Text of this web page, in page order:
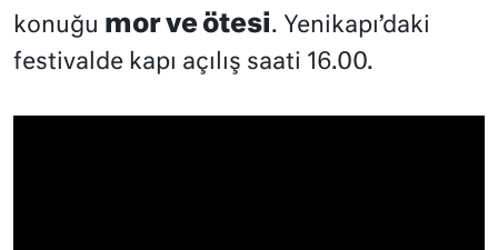
konuğu mor ve ötesi. Yenikapı’daki
festivalde kapı açılış saati 16.00.